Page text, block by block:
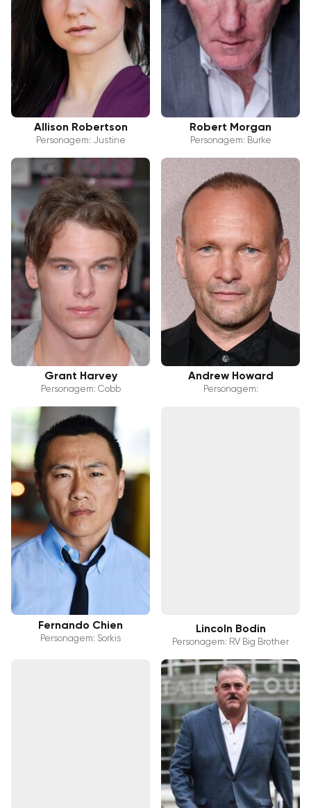
Allison Robertson
Personagem: Justine
Robert Morgan
Personagem: Burke
Grant Harvey
Personagem: Cobb
Andrew Howard
Personagem:
Fernando Chien
Personagem: Sorkis
Lincoln Bodin
Personagem: RV Big Brother